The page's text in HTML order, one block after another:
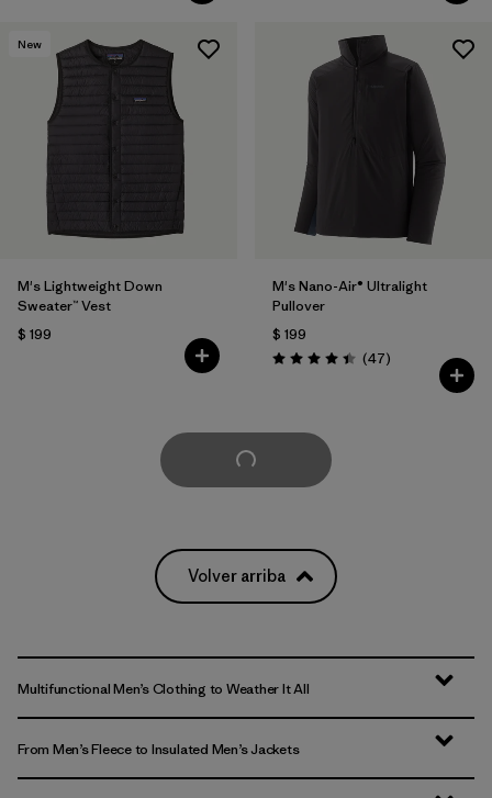
New
M's Lightweight Down
Sweater™ Vest
$ 199
M's Nano-Air® Ultralight
Pullover
$ 199
Valoración: 4.4 / 5
(47Comentarios
)
Cargar Más
Volver arriba
Multifunctional Men’s Clothing to Weather It All
From Men’s Fleece to Insulated Men’s Jackets